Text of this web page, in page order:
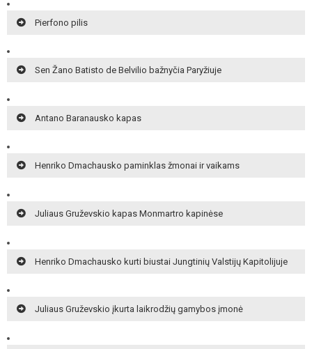
Pierfono pilis
Sen Žano Batisto de Belvilio bažnyčia Paryžiuje
Antano Baranausko kapas
Henriko Dmachausko paminklas žmonai ir vaikams
Juliaus Gruževskio kapas Monmartro kapinėse
Henriko Dmachausko kurti biustai Jungtinių Valstijų Kapitolijuje
Juliaus Gruževskio įkurta laikrodžių gamybos įmonė